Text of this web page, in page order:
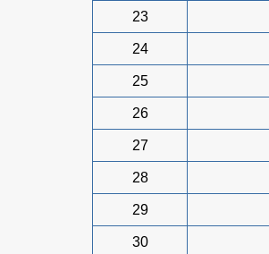
23
24
25
26
27
28
29
30